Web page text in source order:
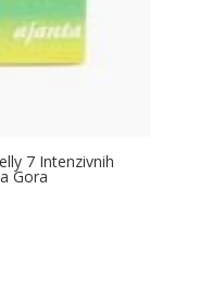
7 Intenzivnih
Gora